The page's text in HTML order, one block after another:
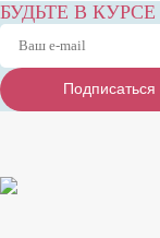
БУДЬТЕ В
Подписаться
Подписаться
Подписаться